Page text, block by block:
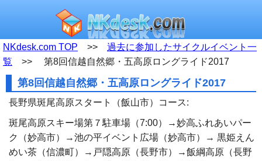
NKdesk.com TOP >> 過去に参加したサイクルイベント一
覧 >> 第8回信越自然郷・五高原ロングライド2017
第8回信越自然郷・五高原ロングライド2017
長野県斑尾高原スタート（飯山市）コース:
斑尾高原スキー場第７駐車場（7:00）→妙高ふれあいパー
ク（妙高市）→池の平イベント広場（妙高市）→ 黒姫えん
めい茶（信濃町）→戸隠高原（長野市）→飯綱高原（長野